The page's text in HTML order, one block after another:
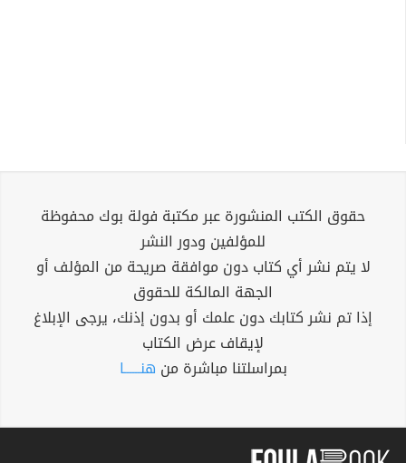
حقوق الكتب المنشورة عبر مكتبة فولة بوك محفوظة
للمؤلفين ودور النشر
لا يتم نشر أي كتاب دون موافقة صريحة من المؤلف أو
الجهة المالكة للحقوق
إذا تم نشر كتابك دون علمك أو بدون إذنك، يرجى الإبلاغ
لإيقاف عرض الكتاب
بمراسلتنا مباشرة من هنــــــا